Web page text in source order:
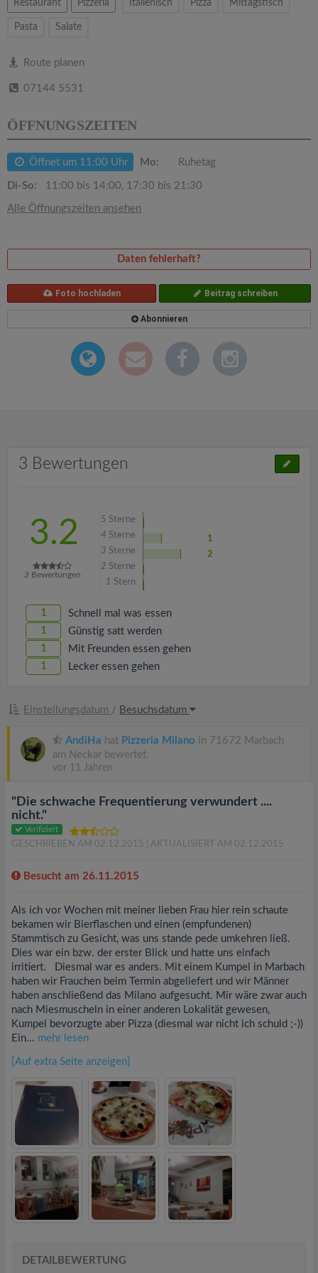
Restaurant Pizzeria Italienisch Pizza Mittagstisch
Pasta Salate
Route planen
07144 5531
ÖFFNUNGSZEITEN
Öffnet um 11:00 Uhr Mo: Ruhetag
Di-So: 11:00 bis 14:00, 17:30 bis 21:30
Alle Öffnungszeiten ansehen
Daten fehlerhaft?
Foto hochladen Beitrag schreiben
Abonnieren
3 Bewertungen
3.2
3 Bewertungen
5 Sterne
4 Sterne
1
3 Sterne
2
2 Sterne
1 Stern
1 Schnell mal was essen
1 Günstig satt werden
1 Mit Freunden essen gehen
1 Lecker essen gehen
Einstellungsdatum / Besuchsdatum
AndiHa hat Pizzeria Milano in 71672 Marbach
am Neckar bewertet.
vor 11 Jahren
"Die schwache Frequentierung verwundert ....
nicht."
Verifiziert
GESCHRIEBEN AM 02.12.2015 | AKTUALISIERT AM 02.12.2015
Besucht am 26.11.2015
Als ich vor Wochen mit meiner lieben Frau hier rein schaute
bekamen wir Bierflaschen und einen (empfundenen)
Stammtisch zu Gesicht, was uns stande pede umkehren ließ.
Dies war ein bzw. der erster Blick und hatte uns einfach
irritiert. Diesmal war es anders. Mit einem Kumpel in Marbach
haben wir Frauchen beim Termin abgeliefert und wir Männer
haben anschließend das Milano aufgesucht. Mir wäre zwar auch
nach Miesmuscheln in einer anderen Lokalität gewesen,
Kumpel bevorzugte aber Pizza (diesmal war nicht ich schuld ;-))
Ein... mehr lesen
[Auf extra Seite anzeigen]
DETAILBEWERTUNG
t
i